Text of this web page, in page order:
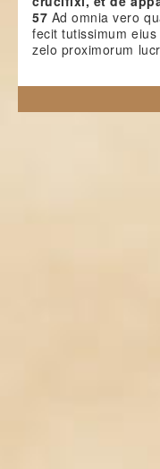
57 Ad omnia vero
fecit tutissimum
zelo proximorum